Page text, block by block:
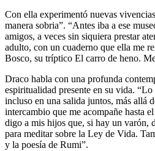
Con ella experimentó nuevas
manera sobria”. “Antes iba a ese
amigos, a veces sin siquiera prestar
adulto, con un cuaderno que ella me
Bosco, su tríptico El carro de heno.
Draco habla con una profunda
espiritualidad presente en su vida.
incluso en una salida juntos, más allá
intercambio que me acompañe hasta
digo a mis hijos que, si hay un varón,
para meditar sobre la Ley de Vida.
y la poesía de Rumi”.